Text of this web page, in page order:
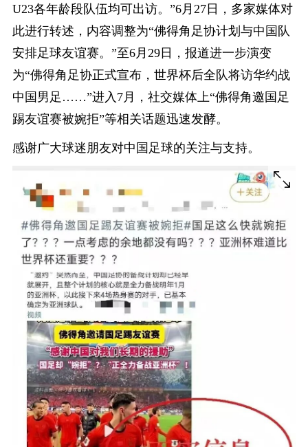
U23各年龄段队伍均可出访。”6月27日，多家媒体对
此进行转述，内容调整为“佛得角足协计划与中国队
安排足球友谊赛。”至6月29日，报道进一步演变
为“佛得角足协正式宣布，世界杯后全队将访华约战
中国男足……”进入7月，社交媒体上“佛得角邀国足
踢友谊赛被婉拒”等相关话题迅速发酵。
感谢广大球迷朋友对中国足球的关注与支持。